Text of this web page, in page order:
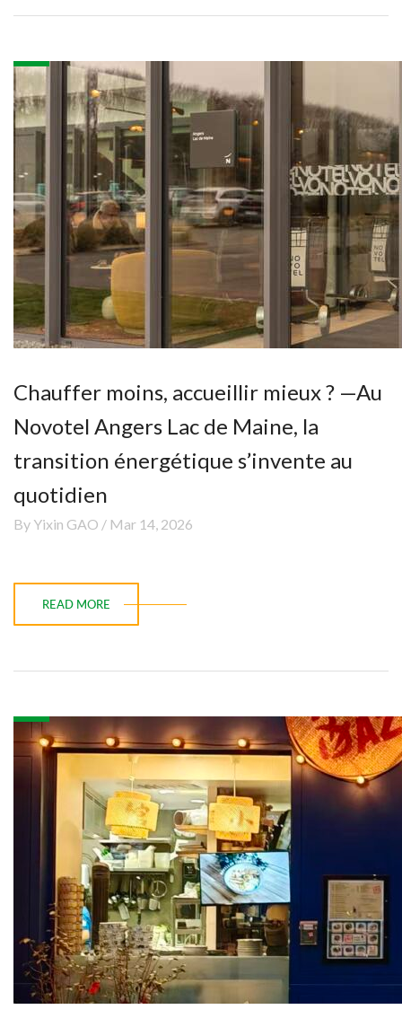
Chauffer moins, accueillir mieux ? —Au
Novotel Angers Lac de Maine, la
transition énergétique s’invente au
quotidien
By Yixin GAO / Mar 14, 2026
READ MORE